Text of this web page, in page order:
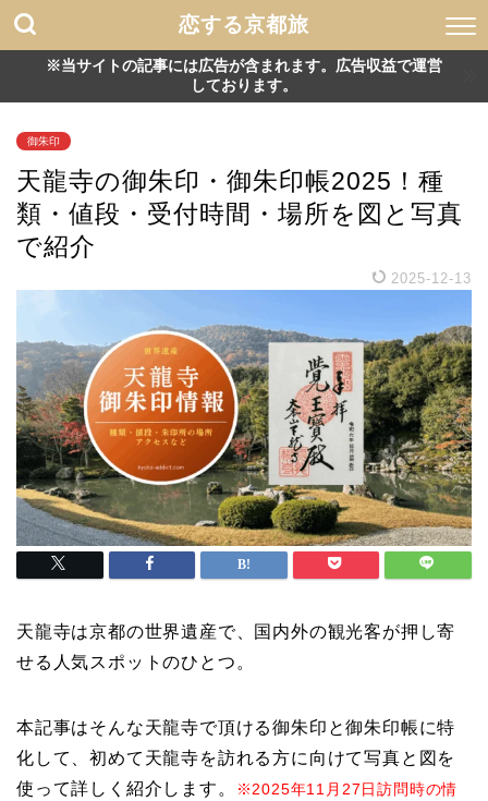
恋する京都旅
※当サイトの記事には広告が含まれます。広告収益で運営
しております。
御朱印
天龍寺の御朱印・御朱印帳2025！種
類・値段・受付時間・場所を図と写真
で紹介
2025-12-13
天龍寺は京都の世界遺産で、国内外の観光客が押し寄
せる人気スポットのひとつ。
本記事はそんな天龍寺で頂ける御朱印と御朱印帳に特
化して、初めて天龍寺を訪れる方に向けて写真と図を
使って詳しく紹介します。
※2025年11月27日訪問時の情